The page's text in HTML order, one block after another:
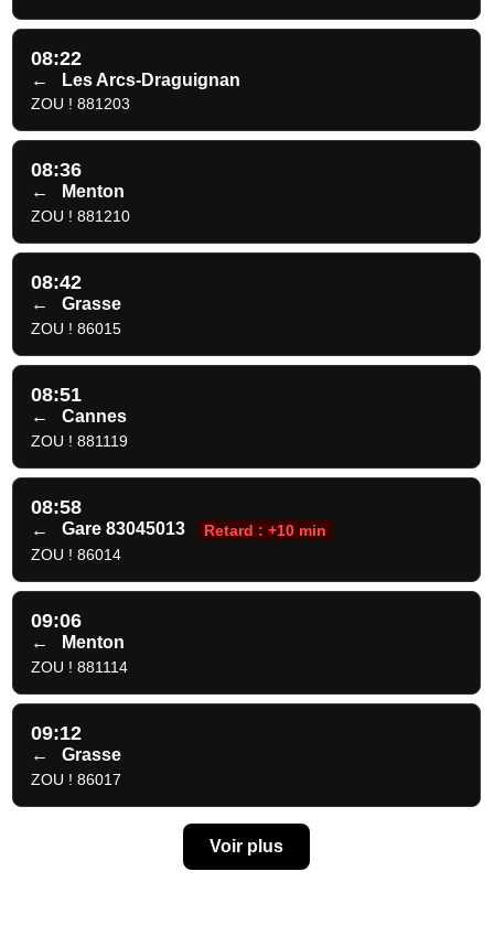
08:22
← Les Arcs-Draguignan
ZOU ! 881203
08:36
← Menton
ZOU ! 881210
08:42
← Grasse
ZOU ! 86015
08:51
← Cannes
ZOU ! 881119
08:58
← Gare 83045013
Retard : +10 min
ZOU ! 86014
09:06
← Menton
ZOU ! 881114
09:12
← Grasse
ZOU ! 86017
Voir plus